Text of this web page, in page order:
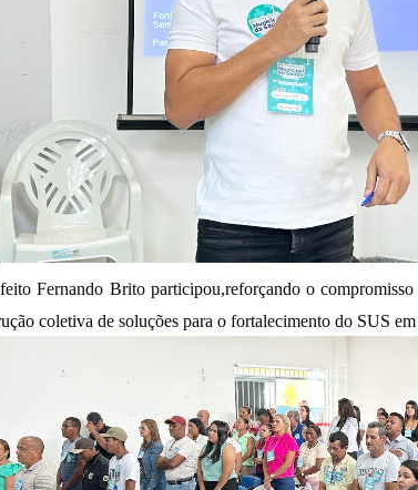
Fernando Brito participou,reforçando o
coletiva de soluções para o fortalecimento do SUS